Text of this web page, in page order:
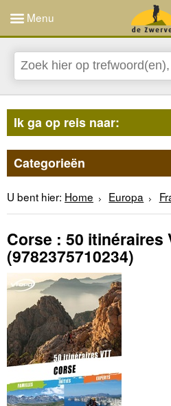
Menu
Ik ga op reis naar:
Categorieën
U bent hier: Home Europa
Corse : 50 itinéraires
(9782375710234)